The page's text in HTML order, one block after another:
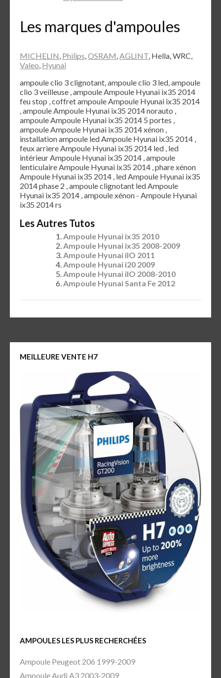
Les marques d'ampoules
MICHELIN, Philips,OSRAM,AGLINT, Hella, WRC,
Valeo, Hyunai
ampoule clio 3 clignotant, ampoule clio 3 led, ampoule
clio 3 veilleuse , ampoule Ampoule Hyunai ix35 2014
feu stop , coffret ampoule Ampoule Hyunai ix35 2014
, ampoule Ampoule Hyunai ix35 2014 norauto ,
ampoule Ampoule Hyunai ix35 2014 5 portes ,
ampoule Ampoule Hyunai ix35 2014 xénon ,
installation ampoule led Ampoule Hyunai ix35 2014 ,
feux arriere Ampoule Hyunai ix35 2014 led , led
intérieur Ampoule Hyunai ix35 2014 , ampoule
lenticulaire Ampoule Hyunai ix35 2014 , phare xénon
Ampoule Hyunai ix35 2014 , led Ampoule Hyunai ix35
2014 phase 2 , ampoule clignotant led Ampoule
Hyunai ix35 2014 , ampoule xénon - Ampoule Hyunai
ix35 2014 rs
Les Autres Tutos
Ampoule Hyunai ix35 2010
Ampoule Hyunai ix35 2008-2009
Ampoule Hyunai ilO 2011
Ampoule Hyunai i20 2009
Ampoule Hyunai ilO 2008-2010
Ampoule Hyunai Santa Fe 2012
MEILLEURE VENTE H7
AMPOULES LES PLUS RECHERCHÉES
Ampoule Peugeot 206 1999-2009
Ampoule Audi A3 2003-2009